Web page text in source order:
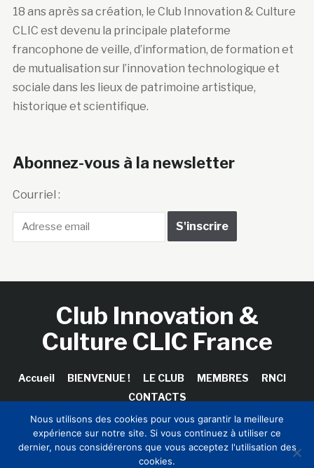
18 ans après sa création, le Club Innovation & Culture
CLIC est devenu la principale plateforme
francophone de veille, d’information, de formation et
de mutualisation sur l’innovation technologique et
sociale dans les lieux de patrimoine artistique,
historique et scientifique.
Abonnez-vous à la newsletter
Courriel :
Club Innovation &
Culture CLIC France
Accueil BIENVENUE ! LE CLUB MEMBRES
RNCI
CONTACTS
Copyright © 2026 Club Innovation & Culture CLIC France /
Nous utilisons des cookies pour vous garantir la meilleure
expérience sur notre site. Si vous continuez à utiliser ce
dernier, nous considérerons que vous acceptez l'utilisation des
cookies.